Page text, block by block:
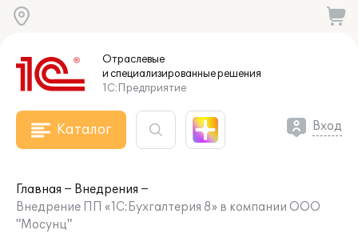
Отраслевые
и специализированныерешения
1С:Предприятие
Каталог Вход
Главная
Внедрения
Внедрение ПП «1C:Бухгалтерия 8» в компании ООО
"Мосунц"